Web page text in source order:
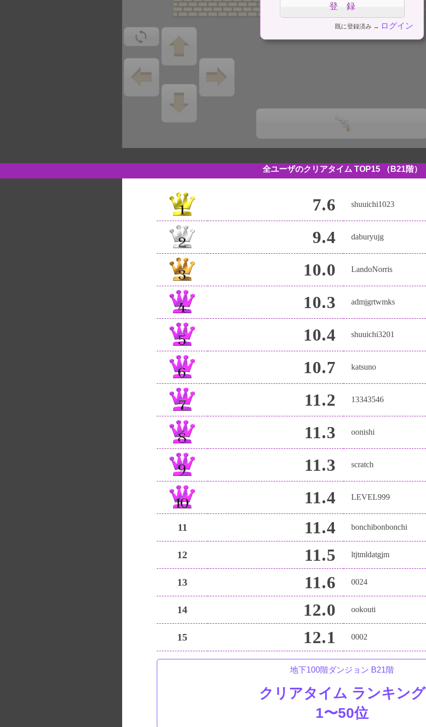
既に登録済み → ログイン
全ユーザのクリアタイム TOP15 （B21階）
7.6 shuuichi1023
9.4 daburyujg
10.0 LandoNorris
10.3 admjgrtwmks
10.4 shuuichi3201
10.7 katsuno
11.2 13343546
11.3 oonishi
11.3 scratch
11.4 LEVEL999
11 11.4 bonchibonbonchi
12 11.5 ltjtmldatgjm
13 11.6 0024
14 12.0 ookouti
15 12.1 0002
地下100階ダンジョン B21階
クリアタイム ランキング
1〜50位